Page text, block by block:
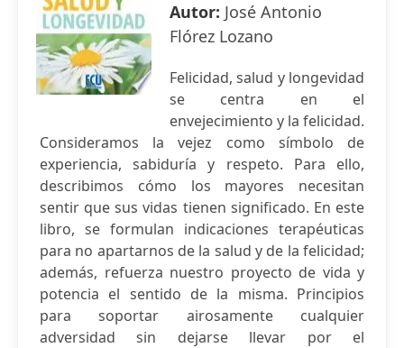
Autor: José Antonio
Flórez Lozano
Felicidad, salud y longevidad
se centra en el
envejecimiento y la felicidad.
Consideramos la vejez como símbolo de
experiencia, sabiduría y respeto. Para ello,
describimos cómo los mayores necesitan
sentir que sus vidas tienen significado. En este
libro, se formulan indicaciones terapéuticas
para no apartarnos de la salud y de la felicidad;
además, refuerza nuestro proyecto de vida y
potencia el sentido de la misma. Principios
para soportar airosamente cualquier
adversidad sin dejarse llevar por el